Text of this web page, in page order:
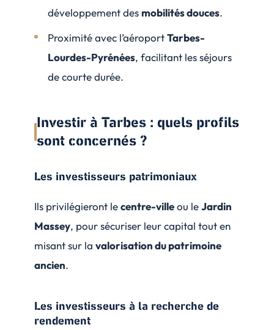
développement des mobilités douces.
Proximité avec l’aéroportTarbes-
Lourdes-Pyrénées, facilitant les séjours
de courte durée.
Investir à Tarbes : quels profils
sont concernés ?
Les investisseurs patrimoniaux
Ils privilégieront lecentre-villeou leJardin
Massey, pour sécuriser leur capital tout en
misant sur la valorisation du patrimoine
ancien.
Les investisseurs à la recherche de
rendement